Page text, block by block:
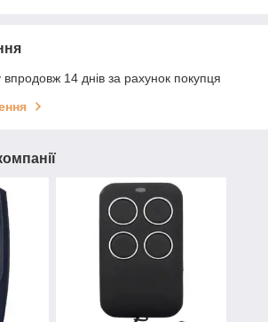
14 днів за рахунок покупця